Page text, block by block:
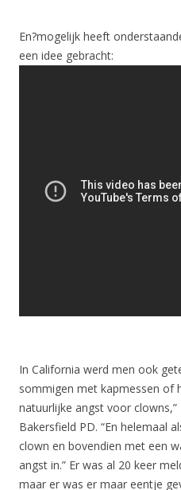
En?mogelijk heeft
een idee gebracht:
In California werd men ook
sommigen met kapmessen of
natuurlijke angst voor clowns,”
Bakersfield PD. “En helemaal
clown en bovendien met een
angst in.” Er was al 20 keer
maar er was er maar eentje